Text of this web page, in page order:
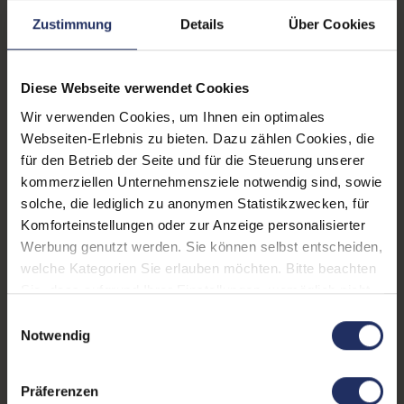
Zustimmung Details Über Cookies
Diese Webseite verwendet Cookies
Wir verwenden Cookies, um Ihnen ein optimales
Webseiten-Erlebnis zu bieten. Dazu zählen Cookies, die
für den Betrieb der Seite und für die Steuerung unserer
kommerziellen Unternehmensziele notwendig sind, sowie
solche, die lediglich zu anonymen Statistikzwecken, für
Komforteinstellungen oder zur Anzeige personalisierter
Werbung genutzt werden. Sie können selbst entscheiden,
welche Kategorien Sie erlauben möchten. Bitte beachten
Sie, dass aufgrund Ihrer Einstellungen, womöglich nicht
Weitere Informationen finden Sie in
Notwendig
Präferenzen
Prozessorkerne: 8
Paneltyp: IPS-LCD
Schnittstellen: 1x USB-C
Displaygröße: 13,0 Zoll
SIM-Kartenslot: Single-SIM, eSIM
Rückkamera: 12 Megapixel
Gesichtserkennung: